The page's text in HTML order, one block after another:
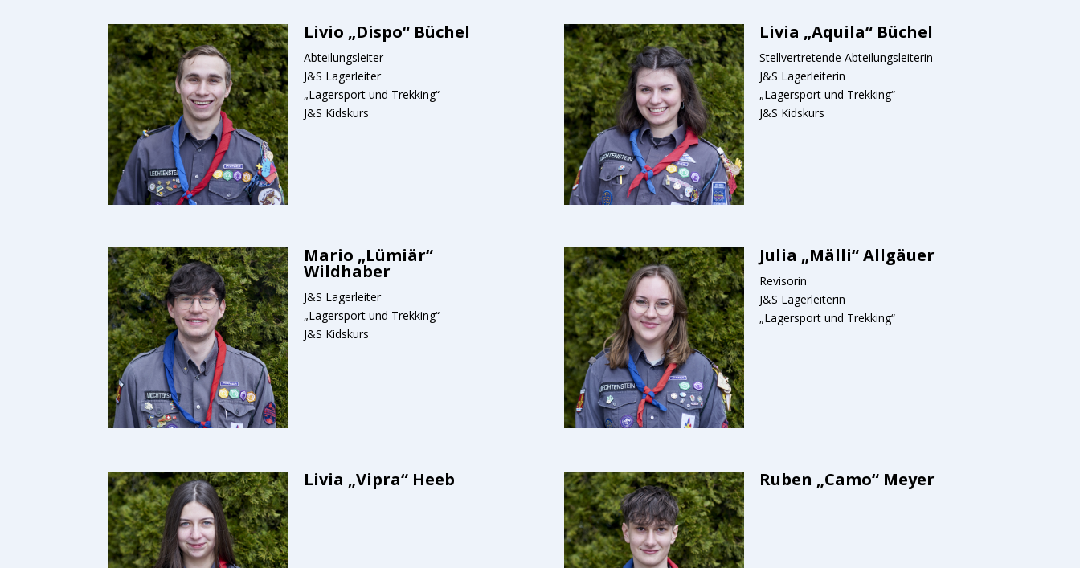
Livio „Dispo“ Büchel
Abteilungsleiter
J&S Lagerleiter
„Lagersport und Trekking“
J&S Kidskurs
Livia „Aquila“ Büchel
Stellvertretende Abteilungsleiterin
J&S Lagerleiterin
„Lagersport und Trekking“
J&S Kidskurs
Mario „Lümiär“
Wildhaber
J&S Lagerleiter
„Lagersport und Trekking“
J&S Kidskurs
Julia „Mälli“ Allgäuer
Revisorin
J&S Lagerleiterin
„Lagersport und Trekking“
Livia „Vipra“ Heeb Ruben „Camo“ Meyer